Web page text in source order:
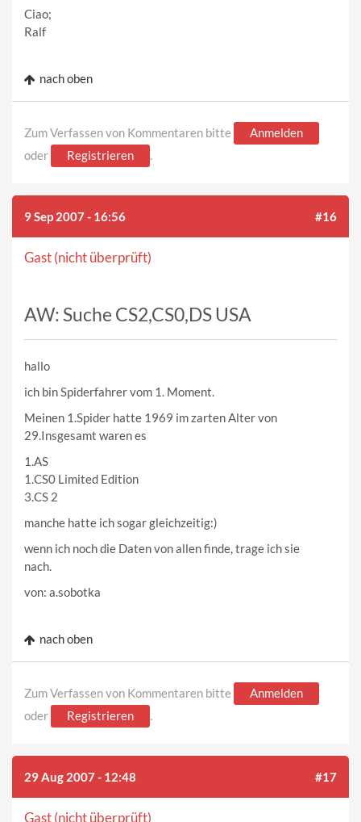
Ciao;
Ralf
nach oben
Zum Verfassen von Kommentaren bitte
Anmelden
oder
Registrieren .
9 Sep 2007 - 16:56 #16
Gast (nicht überprüft)
AW: Suche CS2,CS0,DS USA
hallo
ich bin Spiderfahrer vom 1. Moment.
Meinen 1.Spider hatte 1969 im zarten Alter von
29.Insgesamt waren es
1.AS
1.CS0 Limited Edition
3.CS 2
manche hatte ich sogar gleichzeitig:)
wenn ich noch die Daten von allen finde, trage ich sie
nach.
von: a.sobotka
nach oben
Zum Verfassen von Kommentaren bitte
Anmelden
oder
Registrieren .
29 Aug 2007 - 12:48 #17
Gast (nicht überprüft)